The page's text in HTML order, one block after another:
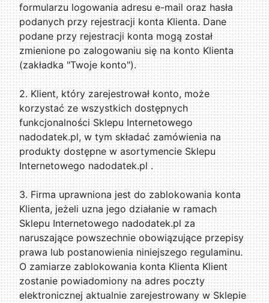
formularzu logowania adresu e-mail oraz hasła
podanych przy rejestracji konta Klienta. Dane
podane przy rejestracji konta mogą został
zmienione po zalogowaniu się na konto Klienta
(zakładka "Twoje konto").
2. Klient, który zarejestrował konto, może
korzystać ze wszystkich dostępnych
funkcjonalności Sklepu Internetowego
nadodatek.pl, w tym składać zamówienia na
produkty dostępne w asortymencie Sklepu
Internetowego nadodatek.pl .
3. Firma uprawniona jest do zablokowania konta
Klienta, jeżeli uzna jego działanie w ramach
Sklepu Internetowego nadodatek.pl za
naruszające powszechnie obowiązujące przepisy
prawa lub postanowienia niniejszego regulaminu.
O zamiarze zablokowania konta Klienta Klient
zostanie powiadomiony na adres poczty
elektronicznej aktualnie zarejestrowany w Sklepie